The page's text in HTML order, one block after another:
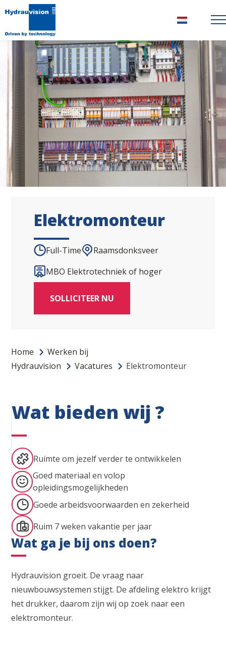
Nederlands
Elektromonteur
Full-Time
Raamsdonksveer
MBO Elektrotechniek of hoger
SOLLICITEER NU
Home
Werken bij
Hydrauvision
Vacatures Elektromonteur
Wat bieden wij ?
Ruimte om jezelf verder te ontwikkelen
Goed materiaal en volop
opleidingsmogelijkheden
Goede arbeidsvoorwaarden en zekerheid
Ruim 7 weken vakantie per jaar
Wat ga je bij ons doen?
Hydrauvision groeit. De vraag naar
nieuwbouwsystemen stijgt. De afdeling elektro krijgt
het drukker, daarom zijn wij op zoek naar een
elektromonteur.